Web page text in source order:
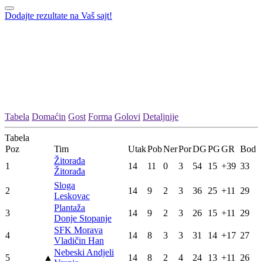
Dodajte rezultate na Vaš sajt!
Tabela Domaćin Gost Forma Golovi Detaljnije
Tabela
Poz
Tim UtakPobNerPorDGPGGR
Bod
1
Žitorađa
Žitorađa
14 11 0 3 54 15 +39 33
2
Sloga
Leskovac
14 9 2 3 36 25 +11 29
3
Plantaža
Donje Stopanje
14 9 2 3 26 15 +11 29
4
SFK Morava
Vladičin Han
14 8 3 3 31 14 +17 27
5 ▲
Nebeski Andjeli
14 8 2 4 24 13 +11 26